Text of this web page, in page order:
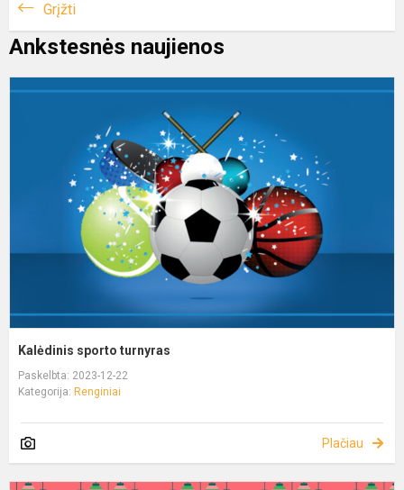
Grįžti
Ankstesnės naujienos
Kalėdinis sporto turnyras
Paskelbta: 2023-12-22
Kategorija: Renginiai
Plačiau